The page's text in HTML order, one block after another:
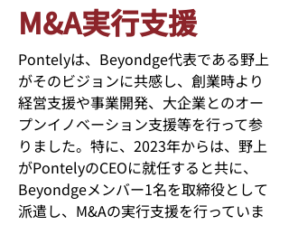
M&A実行支援
Pontelyは、Beyondge代表である野上
がそのビジョンに共感し、創業時より
経営支援や事業開発、大企業とのオー
プンイノベーション支援等を行って参
りました。特に、 2023年からは、野上
がPontelyのCEOに就任すると共に、
Beyondgeメンバー1名を取締役として
派遣し、 M&Aの実行支援を行っていま